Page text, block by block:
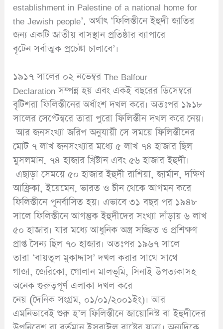
establishment in Palestine of a national home for
the Jewish people’. অর্থাৎ ‘ফিলিস্তীনে ইহুদী জাতির
জন্য একটি জাতীয় বাসস্থান প্রতিষ্ঠার ব্যাপারে
বৃটেন সর্বাত্মক প্রচেষ্টা চালাবে’।
১৯১৭ সালের ০২ নভেম্বর The Balfour
Declaration সম্পন্ন হয় এবং একই বছরের ডিসেম্বরে
বৃটিশরা ফিলিস্তীনের অর্ধাংশ দখল করে। অতঃপর ১৯১৮
সালের সেপ্টেম্বরে তারা পুরো ফিলিস্তীন দখল করে নেয়।
আর জনসংখ্যা জরিপ অনুযায়ী সে সময়ে ফিলিস্তীনের
মোট ৭ লাখ জনসংখ্যার মধ্যে ৫ লাখ ৭৪ হাজার ছিল
মুসলমান, ৭৪ হাজার খ্রিষ্টান এবং ৫৬ হাজার ইহুদী।
এছাড়া সেময়ে ৫০ হাজার ইহুদী রাশিয়া, জার্মান, দক্ষিণ
আফ্রিকা, ইয়েমেন, ভারত ও চীন থেকে আগমন করে
ফিলিস্তীনে পূনর্বাসিত হয়। এভাবে ৩১ বছর পর ১৯৪৮
সালে ফিলিস্তীনে আগন্তুক ইহুদীদের সংখ্যা দাঁড়ায় ৬ লাখ
৫০ হাজার। যার মধ্যে আধুনিক অস্ত্র সজ্জিত ও প্রশিক্ষণ
প্রাপ্ত সৈন্য ছিল ৭০ হাজার। অতঃপর ১৯৬৭ সালে
তারা ‘বায়তুল মুকাদ্দাস’ দখল করার সাথে সাথে
গাজা, জেরিকো, গোলান মালভূমি, সিনাই উপত্যকাসহ
অনেক গুরুত্বপূর্ণ এলাকা দখল করে
নেয় (দৈনিক সংগ্রম, ০১/০১/২০০১ইং)। আর
এমনিভাবেই শুরু হ’ল ফিলিস্তীনে জায়োনিস্ট বা ইহুদীদের